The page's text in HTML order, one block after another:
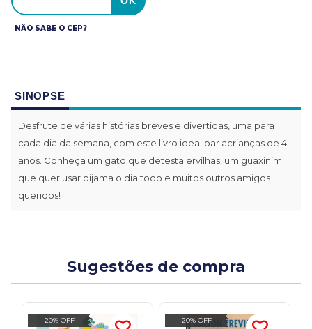
NÃO SABE O CEP?
SINOPSE
Desfrute de várias histórias breves e divertidas, uma para
cada dia da semana, com este livro ideal par acrianças de 4
anos. Conheça um gato que detesta ervilhas, um guaxinim
que quer usar pijama o dia todo e muitos outros amigos
queridos!
Sugestões de compra
20% OFF 20% OFF